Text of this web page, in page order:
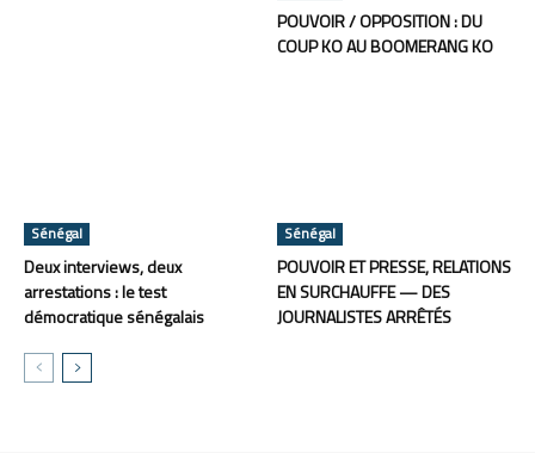
POUVOIR / OPPOSITION : DU
COUP KO AU BOOMERANG KO
Sénégal
Deux interviews, deux
arrestations : le test
démocratique sénégalais
Sénégal
POUVOIR ET PRESSE, RELATIONS
EN SURCHAUFFE — DES
JOURNALISTES ARRÊTÉS